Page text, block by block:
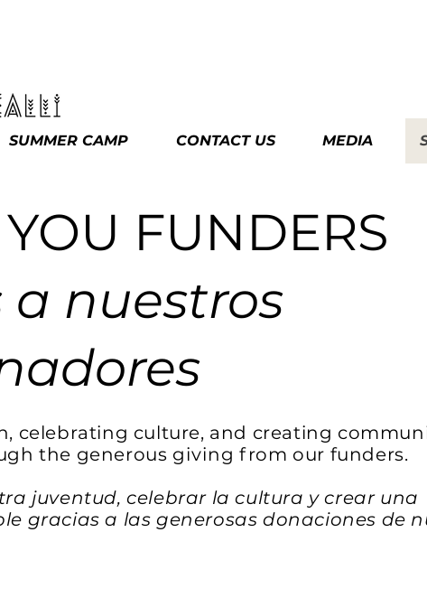
SUMMER CAMP CONTACT US MEDIA
FUNDERS
a nuestros
celebrating culture, and creating
the generous giving from our funders.
juventud, celebrar la cultura y crear una
gracias a las generosas donaciones de